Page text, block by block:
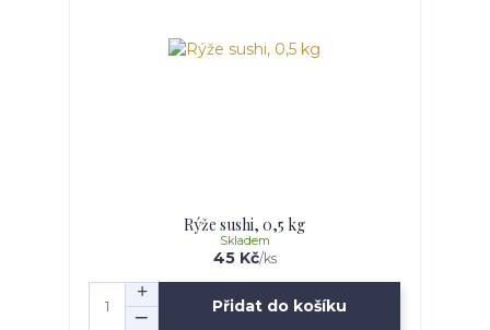
Rýže sushi, 0,5 kg
45 Kč/ks
Skladem
Přidat do košíku